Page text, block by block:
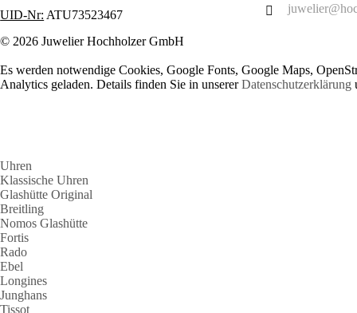
UID-Nr: ATU73523467
© 2026 Juwelier Hochholzer GmbH
Es werden notwendige Cookies, Google Fonts, Google Maps,
Analytics geladen. Details finden Sie in unsererDatenschutzerklärung
Uhren
Klassische Uhren
Glashütte Original
Breitling
Nomos Glashütte
Fortis
Rado
Ebel
Longines
Junghans
Tissot